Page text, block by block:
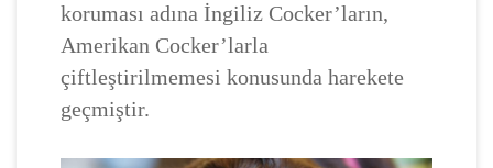
koruması adına İngiliz Cocker’ların,
Amerikan Cocker’larla
çiftleştirilmemesi konusunda harekete
geçmiştir.